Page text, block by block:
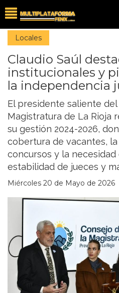
Locales
Claudio Saúl
institucionales y
la independencia
El presidente saliente del
Magistratura de La Rioja
su gestión 2024-2026,
cobertura de vacantes,
concursos y la
estabilidad de jueces y
Miércoles 20 de Mayo de 2026